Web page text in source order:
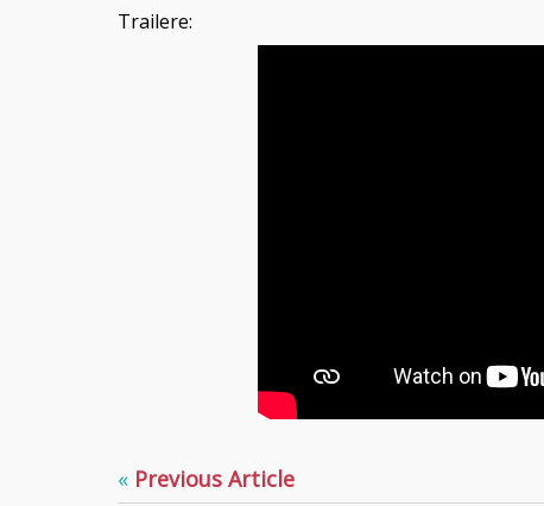
Trailere:
« Previous Article